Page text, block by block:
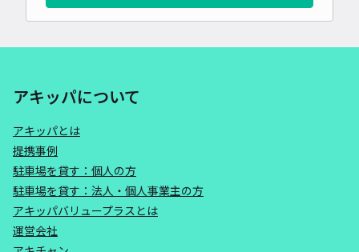
アキッパについて
アキッパとは
提携事例
駐車場を貸す：個人の方
駐車場を貸す：法人・個人事業主の方
アキッパバリュープラスとは
運営会社